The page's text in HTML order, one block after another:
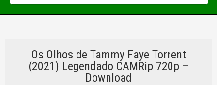
Os Olhos de Tammy Faye Torrent
(2021) Legendado CAMRip 720p –
Download